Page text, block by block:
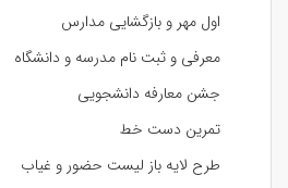
اول مهر و بازگشایی مدارس
معرفی و ثبت نام مدرسه و دانشگاه
جشن معارفه دانشجویی
تمرین دست خط
طرح لایه باز لیست حضور و غیاب